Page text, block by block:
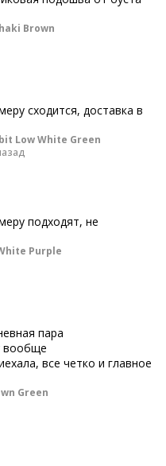
Brown
сходится, доставка в
Low White Green
подходят, не
Purple
пара
вообще
все четко и главное
Green